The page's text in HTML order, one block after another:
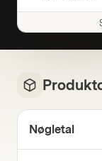
Nøgletal